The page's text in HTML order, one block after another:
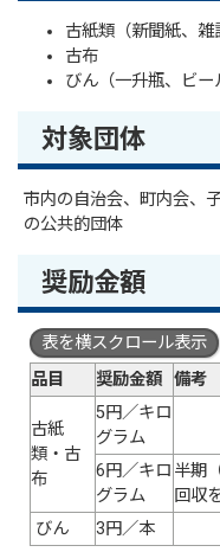
古紙類（新聞紙、雑
古布
びん（一升瓶、ビー
対象団体
市内の自治会、町内会、
の公共的団体
奨励金額
表を横スクロール表示
品目
奨励金額 備考
古紙
類・古
布
5円／キロ
グラム
6円／キロ
グラム
半期
回収
びん
3円／本